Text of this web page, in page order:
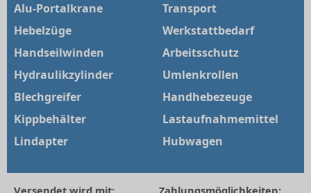
Alu-Portalkrane
Hebelzüge
Handseilwinden
Hydraulikzylinder
Blechgreifer
Kippbehälter
Lindapter
Transport
Werkstattbedarf
Arbeitsschutz
Umlenkrollen
Handhebezeuge
Lastaufnahmemittel
Hubwagen
Versendet wird mit: Zahlungsmöglichkeiten: